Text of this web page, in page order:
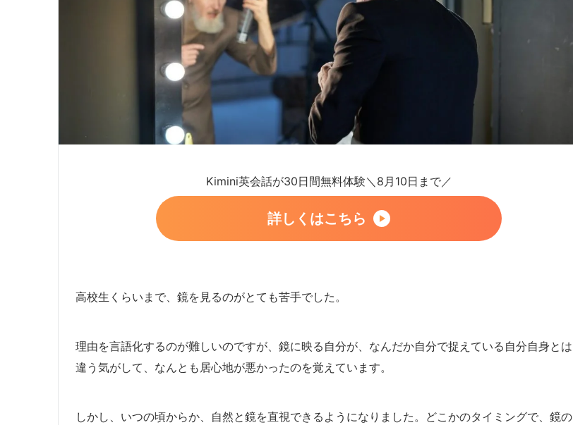
Kimini英会話が30日間無料体験＼8月10日まで／
詳しくはこちら
高校生くらいまで、鏡を見るのがとても苦手でした。
理由を言語化するのが難しいのですが、鏡に映る自分が、なんだか自分で捉えている自分自身とは
違う気がして、なんとも居心地が悪かったのを覚えています。
しかし、いつの頃からか、自然と鏡を直視できるようになりました。どこかのタイミングで、鏡の